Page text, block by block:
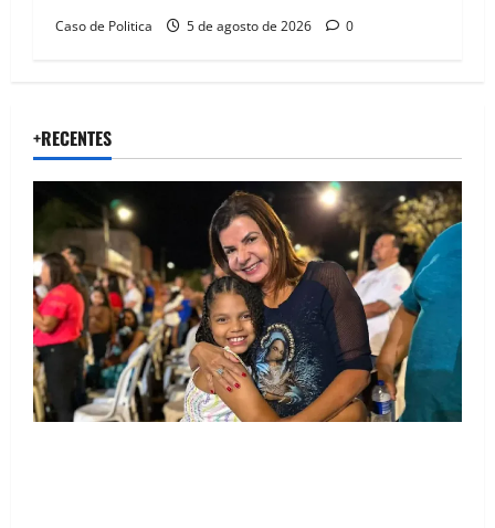
Caso de Politica 5 de agosto de 2026 0
+RECENTES